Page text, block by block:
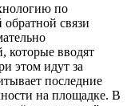
по
связи
которые вводят
этом идут за
последние
на площадке. В